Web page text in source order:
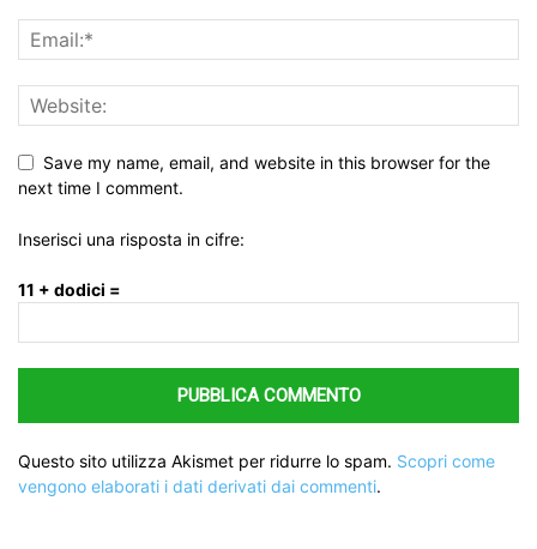
Save my name, email, and website in this browser for the
next time I comment.
Inserisci una risposta in cifre:
11 + dodici =
Questo sito utilizza Akismet per ridurre lo spam. Scopri come
vengono elaborati i dati derivati dai commenti.